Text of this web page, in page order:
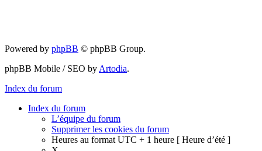
Powered by phpBB © phpBB Group.
phpBB Mobile / SEO by Artodia.
Index du forum
Index du forum
L’équipe du forum
Supprimer les cookies du forum
Heures au format UTC + 1 heure [ Heure d’été ]